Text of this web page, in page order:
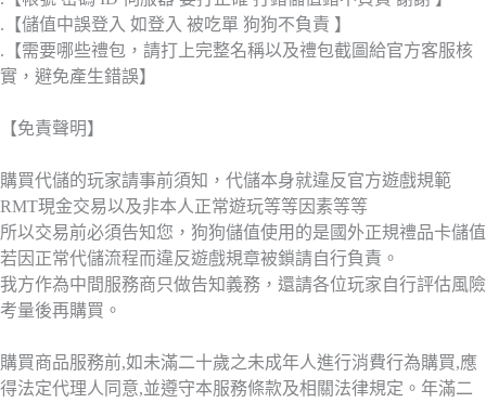
.【儲值中誤登入 如登入 被吃單 狗狗不負責 】
.【需要哪些禮包，請打上完整名稱以及禮包截圖給官方客服核
實，避免產生錯誤】
【免責聲明】
購買代儲的玩家請事前須知，代儲本身就違反官方遊戲規範
RMT現金交易以及非本人正常遊玩等等因素等等
所以交易前必須告知您，狗狗儲值使用的是國外正規禮品卡儲值
若因正常代儲流程而違反遊戲規章被鎖請自行負責。
我方作為中間服務商只做告知義務，還請各位玩家自行評估風險
考量後再購買。
購買商品服務前,如未滿二十歲之未成年人進行消費行為購買,應
得法定代理人同意,並遵守本服務條款及相關法律規定。年滿二